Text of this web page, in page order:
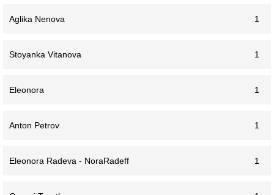
Aglika Nenova 1
Stoyanka Vitanova 1
Eleonora 1
Anton Petrov 1
Eleonora Radeva - NoraRadeff 1